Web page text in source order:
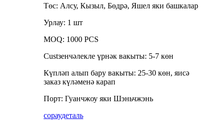
Төс: Алсу, Кызыл, Бөдрә, Яшел яки башкалар
Урлау: 1 шт
MOQ: 1000 PCS
Custзенчәлекле үрнәк вакыты: 5-7 көн
Күпләп алып бару вакыты: 25-30 көн, яисә
заказ күләменә карап
Порт: Гуанчжоу яки Шэньчжэнь
сораудеталь